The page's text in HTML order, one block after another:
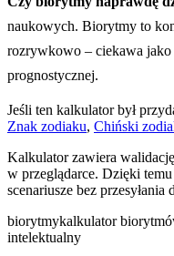
naukowych. Biorytmy to
rozrywkowo – ciekawa jako
prognostycznej.
Jeśli ten kalkulator był
Znak zodiaku, Chiński
Kalkulator zawiera
w przeglądarce. Dzięki
scenariusze bez przesyłania
biorytmykalkulator
intelektualny